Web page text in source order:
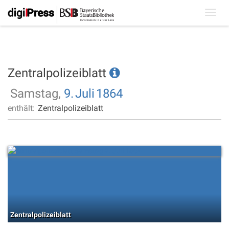
Zentralpolizeiblatt
Samstag, 9.Juli 1864
enthält: Zentralpolizeiblatt
Zentralpolizeiblatt